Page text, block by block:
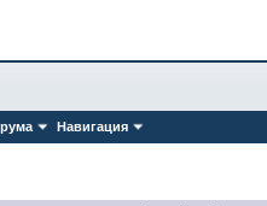
Навигация